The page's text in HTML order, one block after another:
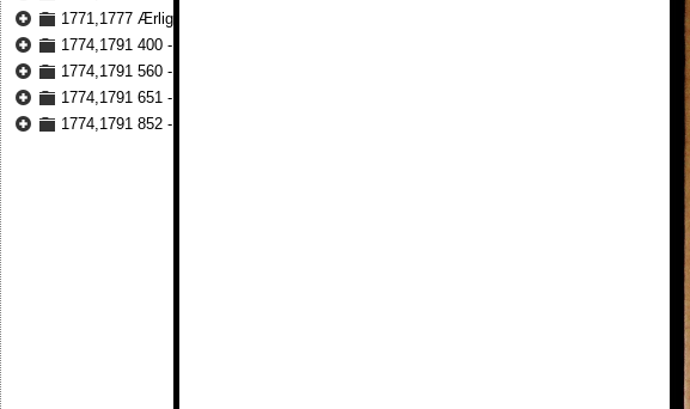
1771,1777 Ærlige slaver
1774,1791 400 - 1774,1791 559
1774,1791 560 - 1774,1791 650
1774,1791 651 - 1774,1791 850
1774,1791 852 - 1774,1791 1104